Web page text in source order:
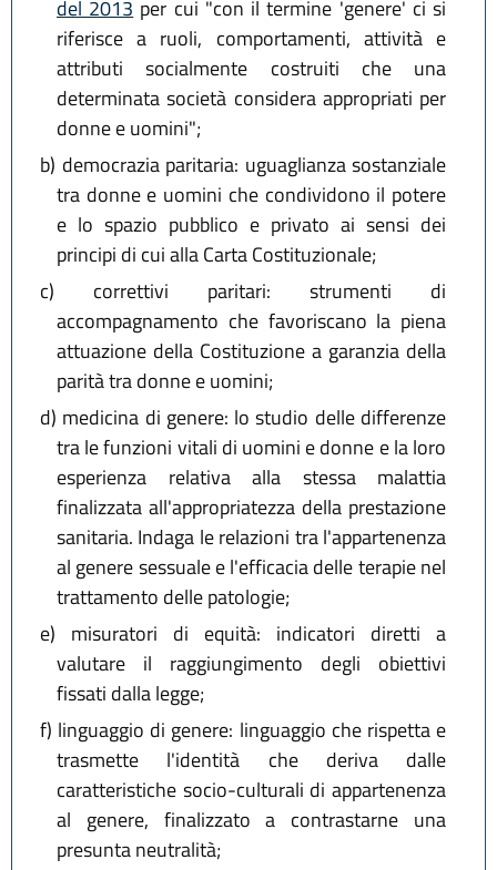
del 2013 per cui "con il termine 'genere' ci si
riferisce a ruoli, comportamenti, attività e
attributi socialmente costruiti che una
determinata società considera appropriati per
donne e uomini";
b) democrazia paritaria: uguaglianza sostanziale
tra donne e uomini che condividono il potere
e lo spazio pubblico e privato ai sensi dei
principi di cui alla Carta Costituzionale;
c) correttivi paritari: strumenti di
accompagnamento che favoriscano la piena
attuazione della Costituzione a garanzia della
parità tra donne e uomini;
d) medicina di genere: lo studio delle differenze
tra le funzioni vitali di uomini e donne e la loro
esperienza relativa alla stessa malattia
finalizzata all'appropriatezza della prestazione
sanitaria. Indaga le relazioni tra l'appartenenza
al genere sessuale e l'efficacia delle terapie nel
trattamento delle patologie;
e) misuratori di equità: indicatori diretti a
valutare il raggiungimento degli obiettivi
fissati dalla legge;
f) linguaggio di genere: linguaggio che rispetta e
trasmette l'identità che deriva dalle
caratteristiche socio-culturali di appartenenza
al genere, finalizzato a contrastarne una
presunta neutralità;